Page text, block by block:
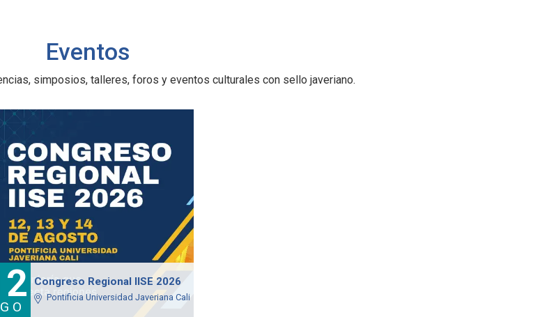
Eventos
simposios, talleres, foros y eventos culturales con sello javeriano.
Congreso Regional IISE 2026
Pontificia Universidad Javeriana Cali